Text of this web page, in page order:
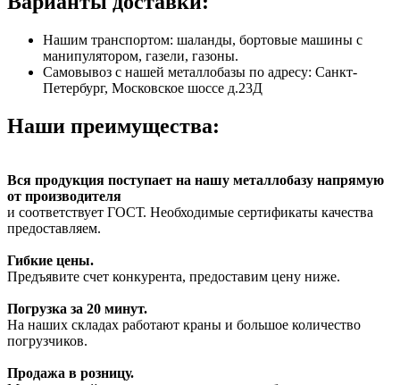
Нашим транспортом: шаланды, бортовые машины с
манипулятором, газели, газоны.
Самовывоз с нашей металлобазы по адресу: Санкт-
Петербург, Московское шоссе д.23Д
Наши преимущества:
Вся продукция поступает на нашу металлобазу напрямую
от производителя
и соответствует ГОСТ. Необходимые сертификаты качества
предоставляем.
Гибкие цены.
Предъявите счет конкурента, предоставим цену ниже.
Погрузка за 20 минут.
На наших складах работают краны и большое количество
погрузчиков.
Продажа в розницу.